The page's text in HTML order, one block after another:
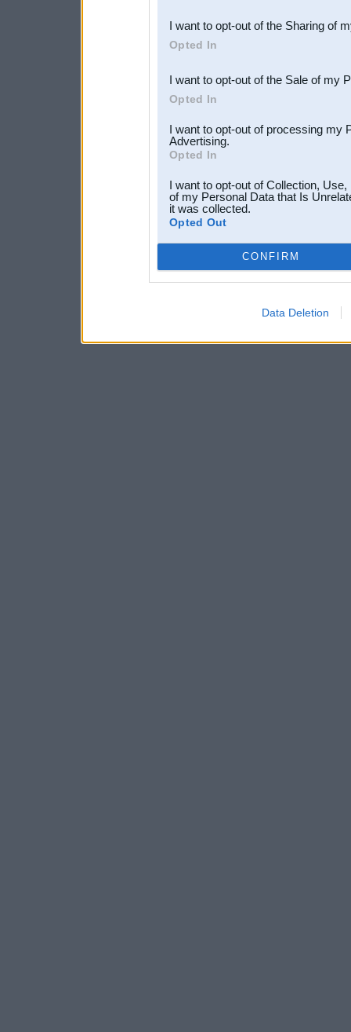
Downstream Participants
third parties.
I want to opt-out of the Sharing of
Opted In
I want to opt-out of the Sale of my
Opted In
I want to opt-out of processing my
Advertising.
Opted In
I want to opt-out of Collection,
of my Personal Data that Is
it was collected.
Opted Out
CONFIRM
Data Deletion